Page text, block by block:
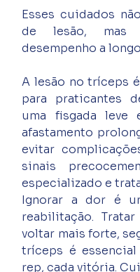
Esses cuidados
de lesão, mas
desempenho a
A lesão no tríceps
para praticantes
uma fisgada leve
afastamento
evitar
sinais
especializado e
Ignorar a dor é
reabilitação.
voltar mais forte,
tríceps é
rep, cada vitória.